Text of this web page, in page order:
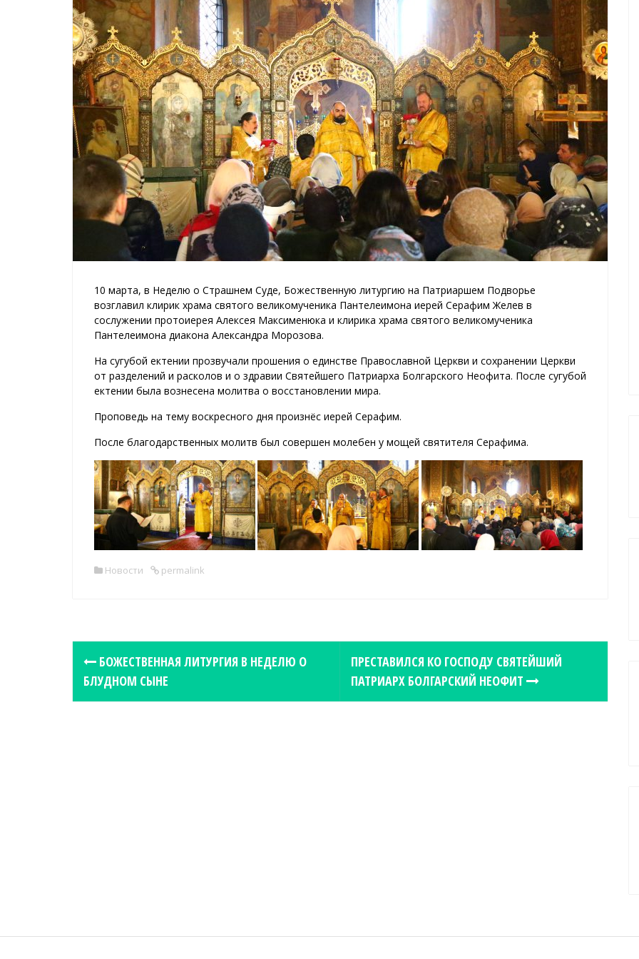
10 марта, в Неделю о Страшнем Суде, Божественную литургию на Патриаршем Подворье
возглавил клирик храма святого великомученика Пантелеимона иерей Серафим Желев в
сослужении протоиерея Алексея Максименюка и клирика храма святого великомученика
Пантелеимона диакона Александра Морозова.
На сугубой ектении прозвучали прошения о единстве Православной Церкви и сохранении Церкви
от разделений и расколов и о здравии Святейшего Патриарха Болгарского Неофита. После сугубой
ектении была вознесена молитва о восстановлении мира.
Проповедь на тему воскресного дня произнёс иерей Серафим.
После благодарственных молитв был совершен молебен у мощей святителя Серафима.
Новости permalink
s
БОЖЕСТВЕННАЯ ЛИТУРГИЯ В НЕДЕЛЮ О
БЛУДНОМ СЫНЕ
ПРЕСТАВИЛСЯ КО ГОСПОДУ СВЯТЕЙШИЙ
ПАТРИАРХ БОЛГАРСКИЙ НЕОФИТ